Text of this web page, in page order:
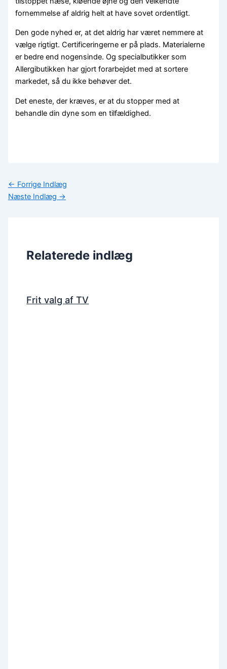
fornemmelse af aldrig helt at have sovet ordentligt.
Den gode nyhed er, at det aldrig har været nemmere at
vælge rigtigt. Certificeringerne er på plads. Materialerne
er bedre end nogensinde. Og specialbutikker som
Allergibutikken har gjort forarbejdet med at sortere
markedet, så du ikke behøver det.
Det eneste, der kræves, er at du stopper med at
behandle din dyne som en tilfældighed.
← Forrige Indlæg
Næste Indlæg →
Relaterede indlæg
Frit valg af TV